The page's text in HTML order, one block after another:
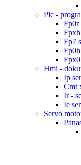
Plc -
Fp0r
Fpxh
Fp7
Fp0h
Fpx0
Hmi -
Ip
Cmt
Ir -
Ie
Servo